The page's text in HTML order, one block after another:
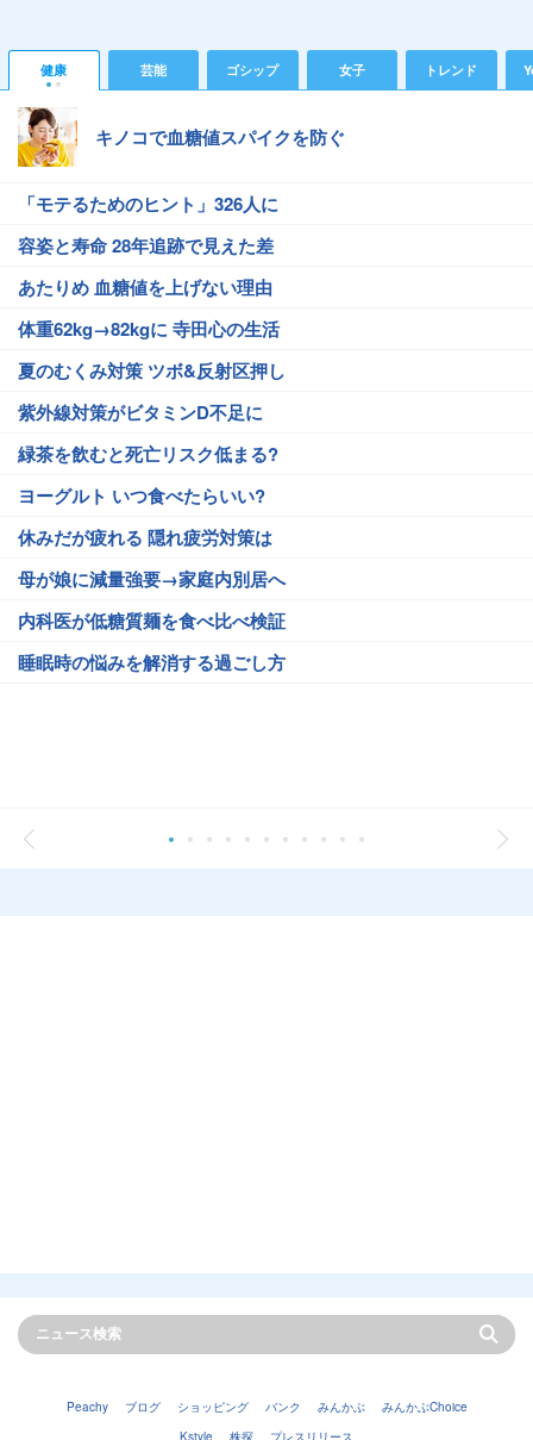
健康 芸能 ゴシップ 女子 トレンド
キノコで血糖値スパイクを防ぐ
「モテるためのヒント」326人に
容姿と寿命 28年追跡で見えた差
あたりめ 血糖値を上げない理由
体重62kg→82kgに 寺田心の生活
夏のむくみ対策 ツボ&反射区押し
紫外線対策がビタミンD不足に
緑茶を飲むと死亡リスク低まる?
ヨーグルト いつ食べたらいい?
休みだが疲れる 隠れ疲労対策は
母が娘に減量強要→家庭内別居へ
内科医が低糖質麺を食べ比べ検証
睡眠時の悩みを解消する過ごし方
Peachy ブログ ショッピング バンク みんかぶ
みんかぶChoice
Kstyle
株探 プレスリリース